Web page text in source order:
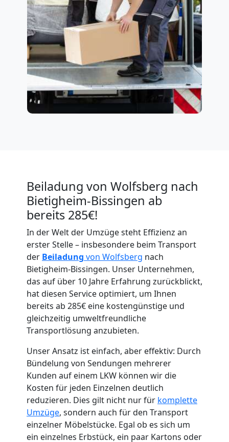
Beiladung von Wolfsberg nach
Bietigheim-Bissingen ab
bereits 285€!
In der Welt der Umzüge steht Effizienz an
erster Stelle – insbesondere beim Transport
der Beiladung von Wolfsberg nach
Bietigheim-Bissingen. Unser Unternehmen,
das auf über 10 Jahre Erfahrung zurückblickt,
hat diesen Service optimiert, um Ihnen
bereits ab 285€ eine kostengünstige und
gleichzeitig umweltfreundliche
Transportlösung anzubieten.
Unser Ansatz ist einfach, aber effektiv: Durch
Bündelung von Sendungen mehrerer
Kunden auf einem LKW können wir die
Kosten für jeden Einzelnen deutlich
reduzieren. Dies gilt nicht nur für komplette
Umzüge, sondern auch für den Transport
einzelner Möbelstücke. Egal ob es sich um
ein einzelnes Erbstück, ein paar Kartons oder
Umzugshelfer
Wolfsberg
Möbeltaxi
Wolfsberg
Kleintransport
Wolfsberg